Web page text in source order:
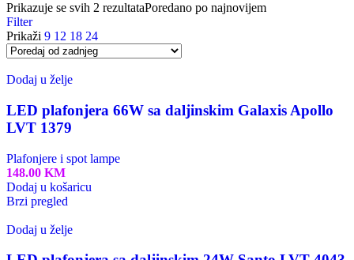
Prikazuje se svih 2 rezultataPoredano po najnovijem
Filter
Prikaži 9 12 18 24
Dodaj u želje
LED plafonjera 66W sa daljinskim Galaxis Apollo
LVT 1379
Plafonjere i spot lampe
148.00 KM
Dodaj u košaricu
Brzi pregled
Dodaj u želje